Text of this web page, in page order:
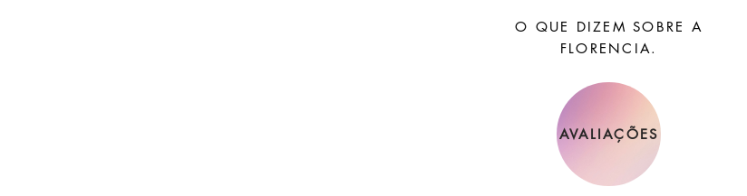
O QUE DIZEM SOBRE A
FLORENCIA.
AVALIAÇÕES